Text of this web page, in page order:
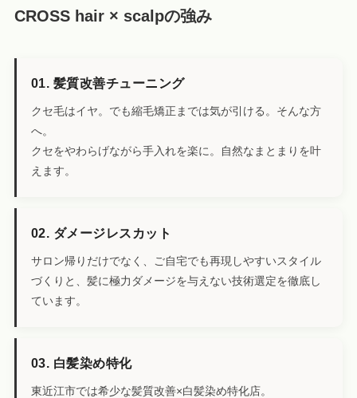
CROSS hair × scalpの強み
01. 髪質改善チューニング
クセ毛はイヤ。でも縮毛矯正までは気が引ける。そんな方
へ。
クセをやわらげながら手入れを楽に。自然なまとまりを叶
えます。
02. ダメージレスカット
サロン帰りだけでなく、ご自宅でも再現しやすいスタイル
づくりと、髪に極力ダメージを与えない技術選定を徹底し
ています。
03. 白髪染め特化
東近江市では希少な髪質改善×白髪染め特化店。